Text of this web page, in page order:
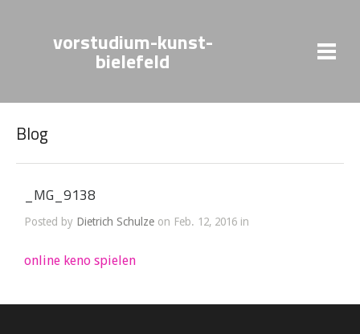
vorstudium-kunst-
bielefeld
Blog
_MG_9138
Posted by Dietrich Schulze on Feb. 12, 2016 in
online keno spielen